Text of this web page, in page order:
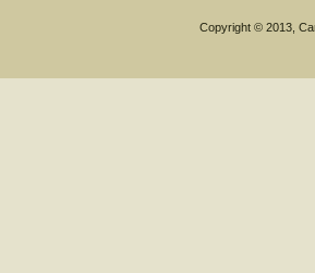
Copyright © 2013,